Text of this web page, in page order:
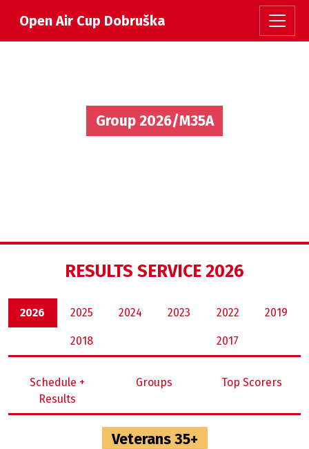
Open Air Cup Dobruška
Group 2026/M35A
RESULTS SERVICE 2026
2026 2025 2024 2023 2022 2019
2018 2017
Schedule +
Results
Groups Top Scorers
Veterans 35+